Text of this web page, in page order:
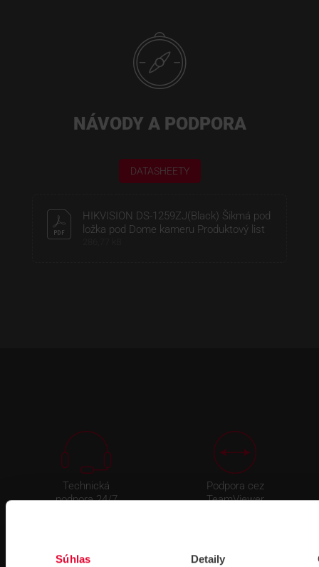
Súhlas Detaily
NÁVODY A PODPORA
DATASHEETY
HIKVISION DS-1259ZJ(Black) Šikmá pod
ložka pod Dome kameru Produktový list
Technická
podpora 24/7
Podpora cez
TeamViewer